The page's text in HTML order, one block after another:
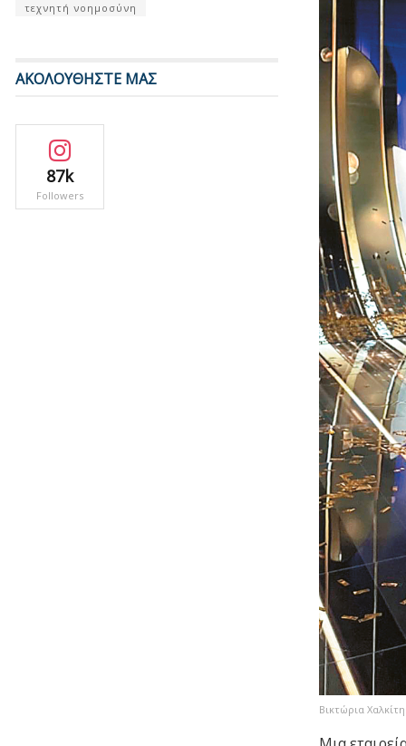
Βικτώρια Χαλκίτη
τεχνητή νοημοσύνη
ΑΚΟΛΟΥΘΗΣΤΕ ΜΑΣ
87k
Followers